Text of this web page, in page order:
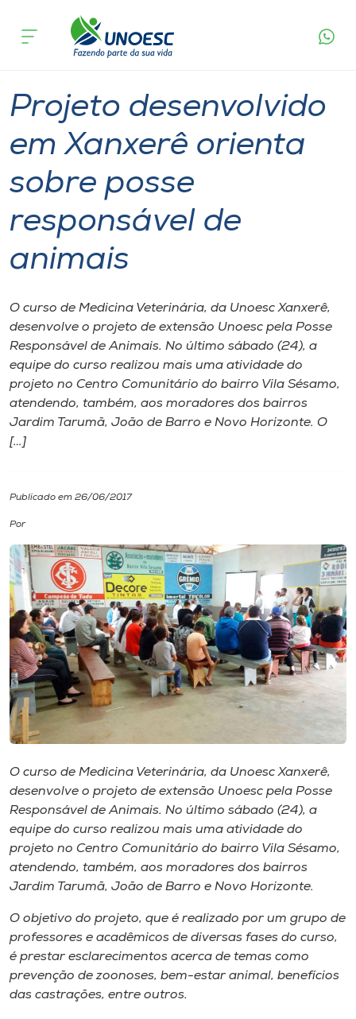
Cursos
Atendimento ao Estudante
Portal de Ensino
Internacionalização
I.nova
Diplomados
Biblioteca
Editora
Rádio
Museu
Unoesc
Store
Selecione
A-
acontece
Projeto desenvolvido
em Xanxerê orienta
sobre posse
responsável de
animais
O curso de Medicina Veterinária, da Unoesc Xanxerê,
desenvolve o projeto de extensão Unoesc pela Posse
Responsável de Animais. No último sábado (24), a
equipe do curso realizou mais uma atividade do
projeto no Centro Comunitário do bairro Vila Sésamo,
atendendo, também, aos moradores dos bairros
Jardim Tarumã, João de Barro e Novo Horizonte. O
[…]
Publicado em 26/06/2017
Por
O curso de Medicina Veterinária, da Unoesc Xanxerê,
desenvolve o projeto de extensão Unoesc pela Posse
Responsável de Animais. No último sábado (24), a
equipe do curso realizou mais uma atividade do
projeto no Centro Comunitário do bairro Vila Sésamo,
atendendo, também, aos moradores dos bairros
Jardim Tarumã, João de Barro e Novo Horizonte.
O objetivo do projeto, que é realizado por um grupo de
professores e acadêmicos de diversas fases do curso,
é prestar esclarecimentos acerca de temas como
prevenção de zoonoses, bem-estar animal, benefícios
das castrações, entre outros.